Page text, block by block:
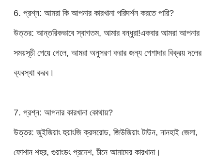
6. প্রশ্ন: আমরা কি আপনার কারখানা পরিদর্শন করতে পারি?
উত্তর: আন্তরিকভাবে স্বাগতম, আমার বন্ধুরা!একবার আমরা আপনার
সময়সূচী পেয়ে গেলে, আমরা অনুসরণ করার জন্য পেশাদার বিক্রয় দলের
ব্যবস্থা করব।
7. প্রশ্ন: আপনার কারখানা কোথায়?
উত্তর: জুইজিয়াং হুয়াংজি ক্রসরোড, জিউজিয়াং টাউন, নানহাই জেলা,
ফোশান শহর, গুয়াংডং প্রদেশ, চীনে আমাদের কারখানা।